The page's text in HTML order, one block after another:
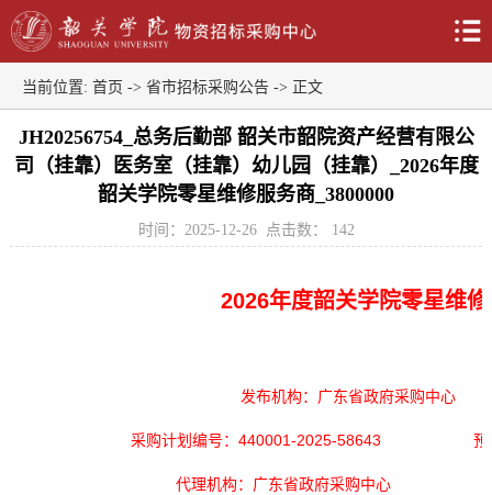
当前位置: 首页 -> 省市招标采购公告 -> 正文
JH20256754_总务后勤部 韶关市韶院资产经营有限公
司（挂靠）医务室（挂靠）幼儿园（挂靠）_2026年度
韶关学院零星维修服务商_3800000
时间：2025-12-26 点击数： 142
2026年度韶关学院零星维
发布机构：广东省政府采购中心
采购计划编号：440001-2025-58643 预
代理机构：广东省政府采购中心